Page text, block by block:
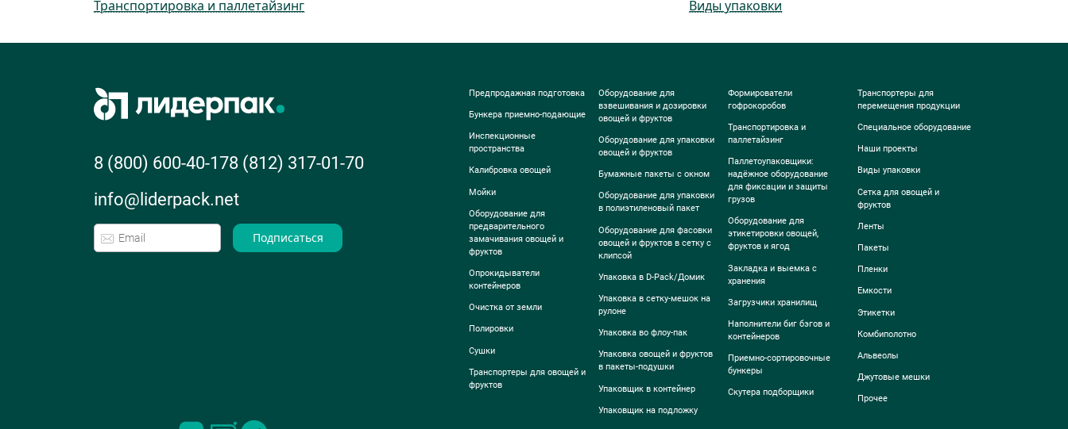
Транспортировка и паллетайзинг
Виды упаковки
8 (800) 600-40-178 (812) 317-01-70
info@liderpack.net
Подписаться
Предпродажная подготовка
Бункера приемно-подающие
Инспекционные
пространства
Калибровка овощей
Мойки
Оборудование для
предварительного
замачивания овощей и
фруктов
Опрокидыватели
контейнеров
Очистка от земли
Полировки
Сушки
Транспортеры для овощей и
фруктов
Оборудование для
взвешивания и дозировки
овощей и фруктов
Оборудование для упаковки
овощей и фруктов
Бумажные пакеты с окном
Оборудование для упаковки
в полиэтиленовый пакет
Оборудование для фасовки
овощей и фруктов в сетку с
клипсой
Упаковка в D-Pack/Домик
Упаковка в сетку-мешок на
рулоне
Упаковка во флоу-пак
Упаковка овощей и фруктов
в пакеты-подушки
Упаковщик в контейнер
Упаковщик на подложку
Формирователи
гофрокоробов
Транспортировка и
паллетайзинг
Паллетоупаковщики:
надёжное оборудование
для фиксации и защиты
грузов
Оборудование для
этикетировки овощей,
фруктов и ягод
Закладка и выемка с
хранения
Загрузчики хранилищ
Наполнители биг бэгов и
контейнеров
Приемно-сортировочные
бункеры
Скутера подборщики
Транспортеры для
перемещения продукции
Специальное оборудование
Наши проекты
Виды упаковки
Сетка для овощей и
фруктов
Ленты
Пакеты
Пленки
Емкости
Этикетки
Комбиполотно
Альвеолы
Джутовые мешки
Прочее